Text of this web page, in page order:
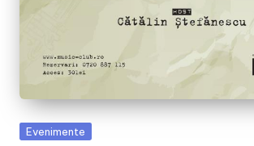
Posted
Evenimente